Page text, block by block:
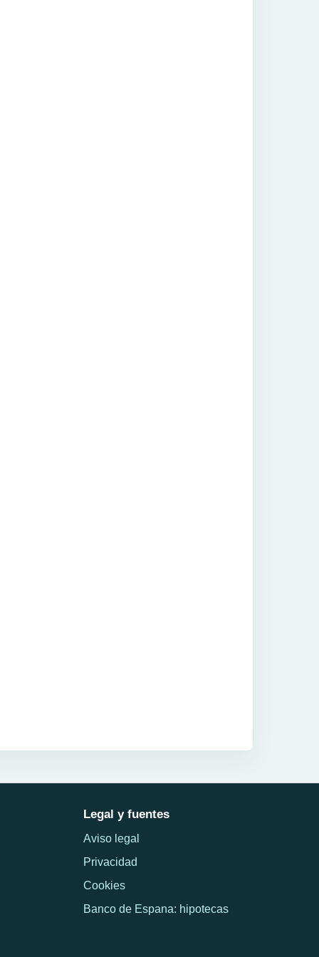
Legal y fuentes
Aviso legal
Privacidad
Cookies
Banco de Espana: hipotecas